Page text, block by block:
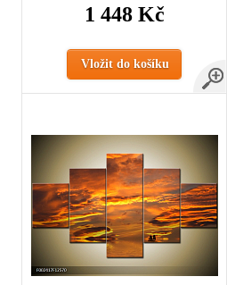
1 448 Kč
Vložit do košíku